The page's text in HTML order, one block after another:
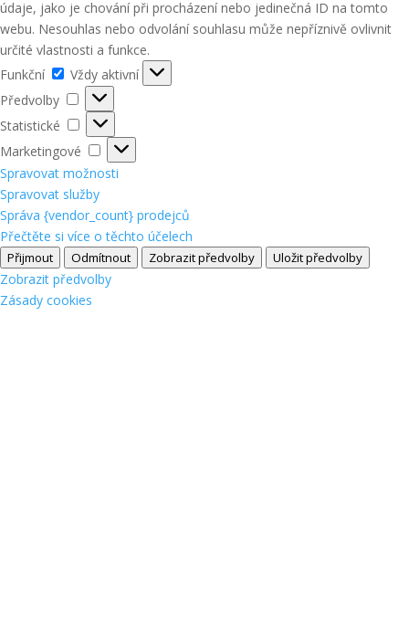
údaje, jako je chování při procházení nebo jedinečná ID na tomto
webu. Nesouhlas nebo odvolání souhlasu může nepříznivě ovlivnit
určité vlastnosti a funkce.
Funkční
Funkční
Vždy aktivní
Předvolby
Předvolby
Statistické
Statistické
Marketingové
Marketingové
Spravovat možnosti
Spravovat služby
Správa {vendor_count} prodejců
Přečtěte si více o těchto účelech
Přijmout Odmítnout Zobrazit předvolby Uložit předvolby
Zobrazit předvolby
Zásady cookies